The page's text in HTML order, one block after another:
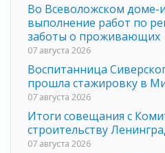
Во Всеволожском доме-
выполнение работ по
заботы о проживающих
07 августа 2026
Воспитанница
прошла стажировку в
07 августа 2026
Итоги совещания с
строительству
07 августа 2026